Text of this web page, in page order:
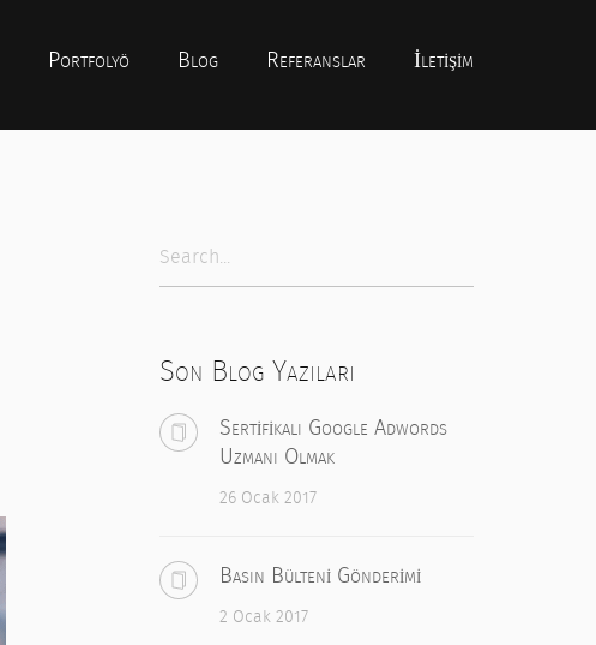
Portfolyö Blog Referanslar İletişim
Son Blog Yazıları
Sertifikalı Google Adwords
Uzmanı Olmak
26 Ocak 2017
Basın Bülteni Gönderimi
2 Ocak 2017